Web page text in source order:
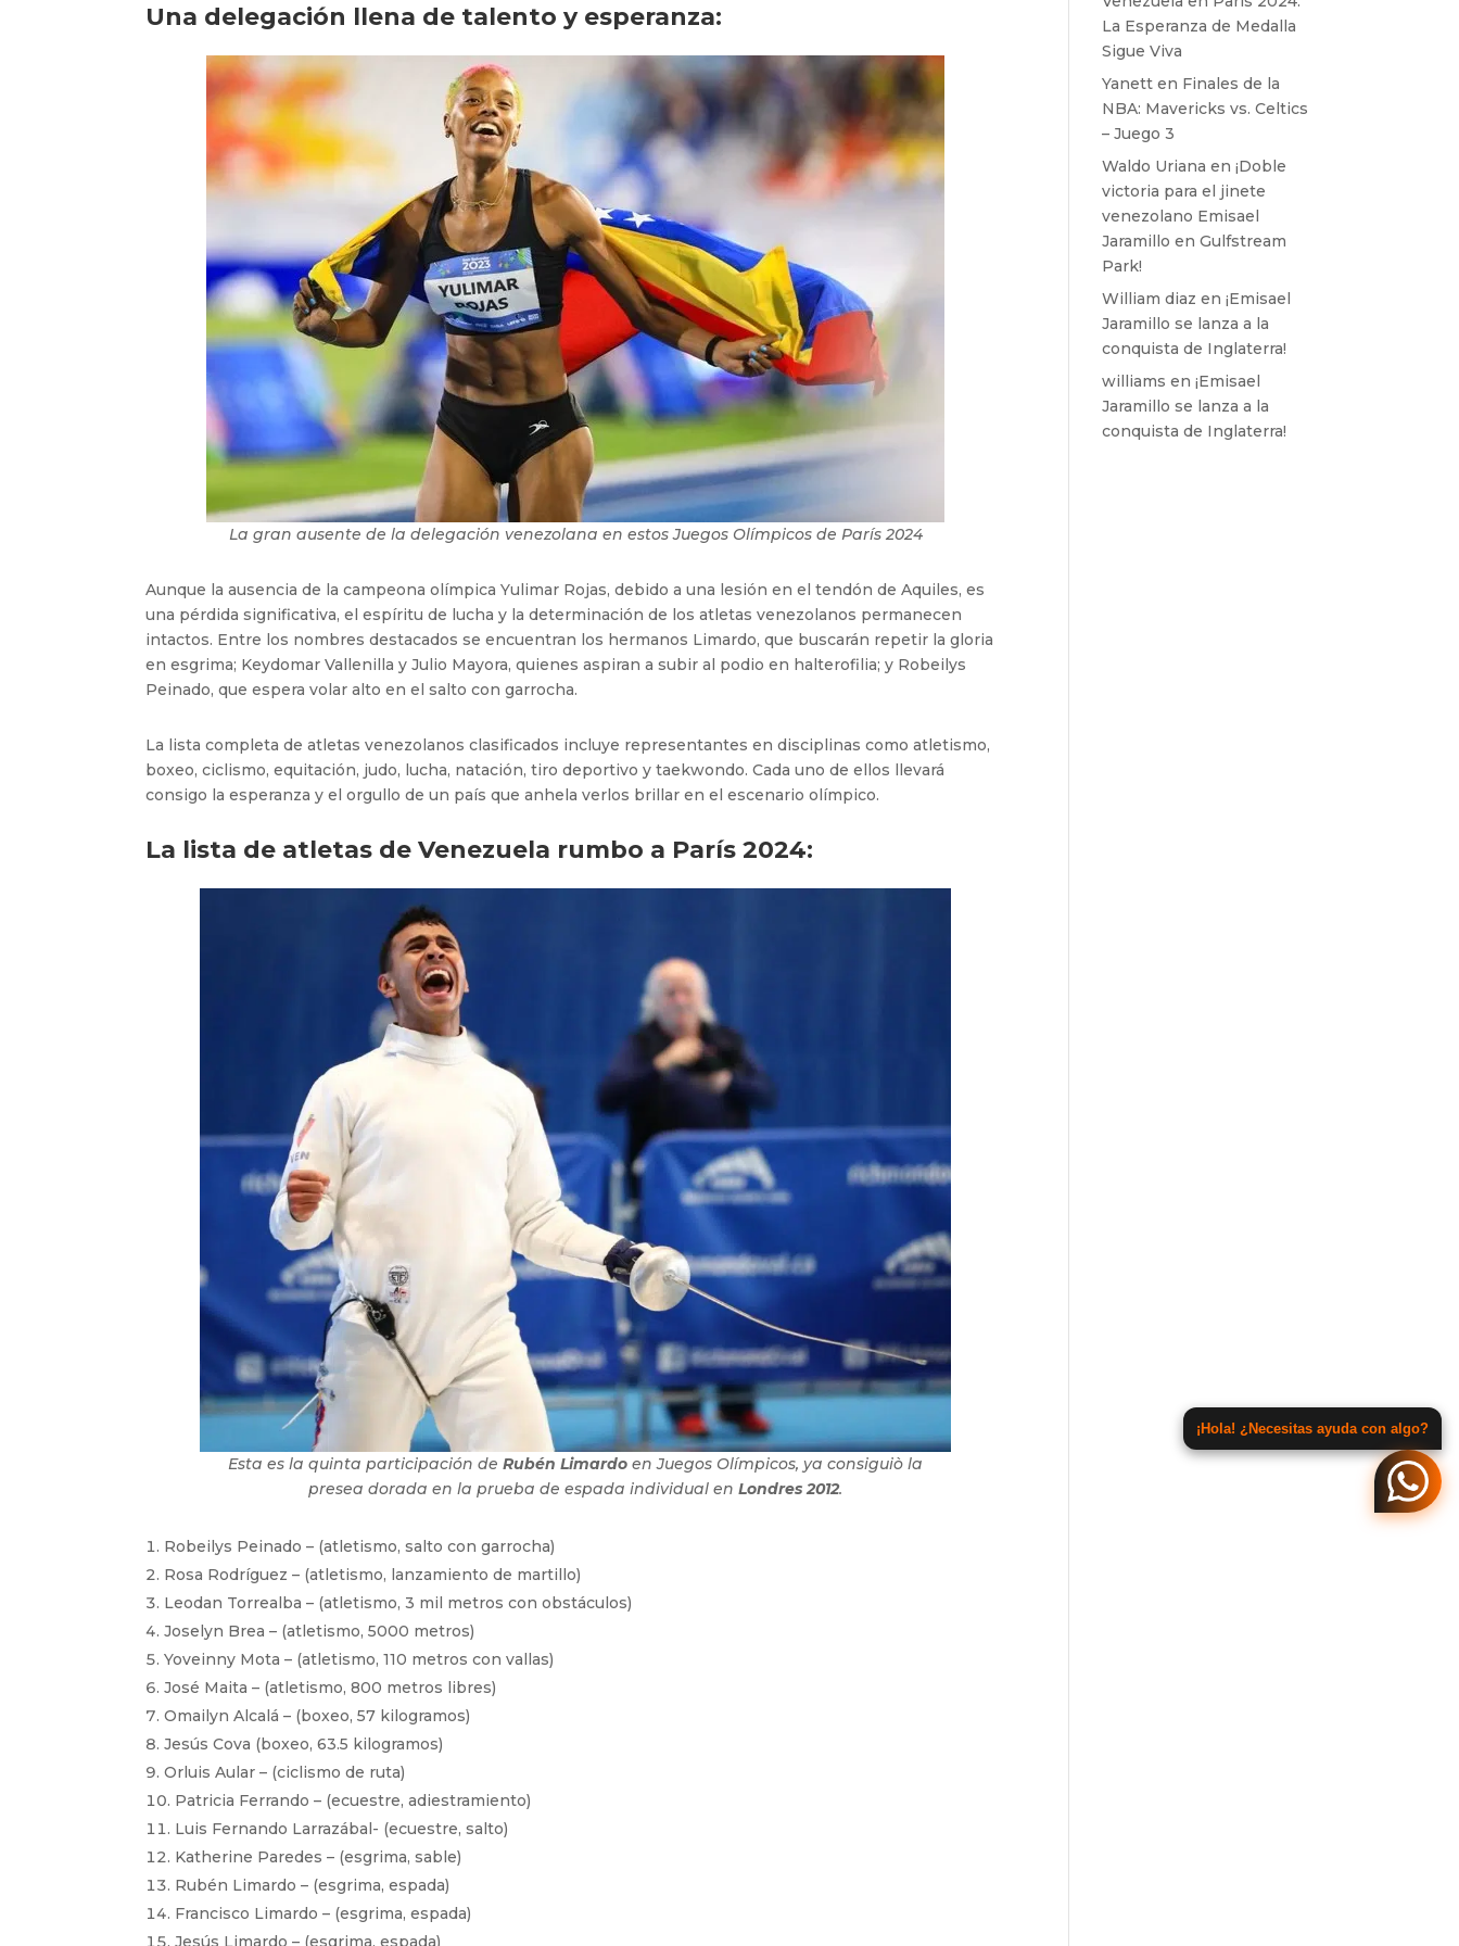
Una delegación llena de talento y esperanza:
La gran ausente de la delegación venezolana en estos Juegos Olímpicos de París 2024
Aunque la ausencia de la campeona olímpica Yulimar Rojas, debido a una lesión en el tendón de Aquiles, es
una pérdida significativa, el espíritu de lucha y la determinación de los atletas venezolanos permanecen
intactos. Entre los nombres destacados se encuentran los hermanos Limardo, que buscarán repetir la gloria
en esgrima; Keydomar Vallenilla y Julio Mayora, quienes aspiran a subir al podio en halterofilia; y Robeilys
Peinado, que espera volar alto en el salto con garrocha.
La lista completa de atletas venezolanos clasificados incluye representantes en disciplinas como atletismo,
boxeo, ciclismo, equitación, judo, lucha, natación, tiro deportivo y taekwondo. Cada uno de ellos llevará
consigo la esperanza y el orgullo de un país que anhela verlos brillar en el escenario olímpico.
La lista de atletas de Venezuela rumbo a París 2024:
Esta es la quinta participación deRubén Limardo en Juegos Olímpicos, ya consiguiò la
presea dorada en la prueba de espada individual enLondres 2012.
Robeilys Peinado – (atletismo, salto con garrocha)
Rosa Rodríguez – (atletismo, lanzamiento de martillo)
Leodan Torrealba – (atletismo, 3 mil metros con obstáculos)
Joselyn Brea – (atletismo, 5000 metros)
Yoveinny Mota – (atletismo, 110 metros con vallas)
José Maita – (atletismo, 800 metros libres)
Omailyn Alcalá – (boxeo, 57 kilogramos)
Jesús Cova (boxeo, 63.5 kilogramos)
Orluis Aular – (ciclismo de ruta)
Patricia Ferrando – (ecuestre, adiestramiento)
Luis Fernando Larrazábal- (ecuestre, salto)
Katherine Paredes – (esgrima, sable)
Rubén Limardo – (esgrima, espada)
Francisco Limardo – (esgrima, espada)
Jesús Limardo – (esgrima, espada)
La Esperanza de Medalla
Sigue Viva
Yanett en Finales de la
NBA: Mavericks vs. Celtics
– Juego 3
Waldo Uriana en¡Doble
victoria para el jinete
venezolano Emisael
Jaramillo en Gulfstream
Park!
William diaz en¡Emisael
Jaramillo se lanza a la
conquista de Inglaterra!
williams en¡Emisael
Jaramillo se lanza a la
conquista de Inglaterra!
¡Hola! ¿Necesitas ayuda con algo?